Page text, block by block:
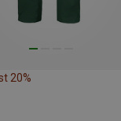
20%